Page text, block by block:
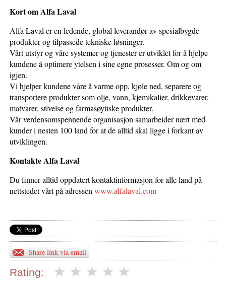
Kort om Alfa Laval
Alfa Laval er en ledende, global leverandør av spesialbygde
produkter og tilpassede tekniske løsninger.
Vårt utstyr og våre systemer og tjenester er utviklet for å hjelpe
kundene å optimere ytelsen i sine egne prosesser. Om og om
igjen.
Vi hjelper kundene våre å varme opp, kjøle ned, separere og
transportere produkter som olje, vann, kjemikalier, drikkevarer,
matvarer, stivelse og farmasøytiske produkter.
Vår verdensomspennende organisasjon samarbeider nært med
kunder i nesten 100 land for at de alltid skal ligge i forkant av
utviklingen.
Kontakte Alfa Laval
Du finner alltid oppdatert kontaktinformasjon for alle land på
nettstedet vårt på adressenwww.alfalaval.com
Share link via email
Rating: